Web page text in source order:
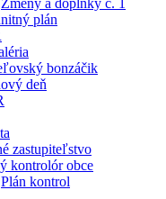
Zmeny a doplnky č. 1
plán
bonzáčik
deň
zastupiteľstvo
kontrolór obce
Plán kontrol